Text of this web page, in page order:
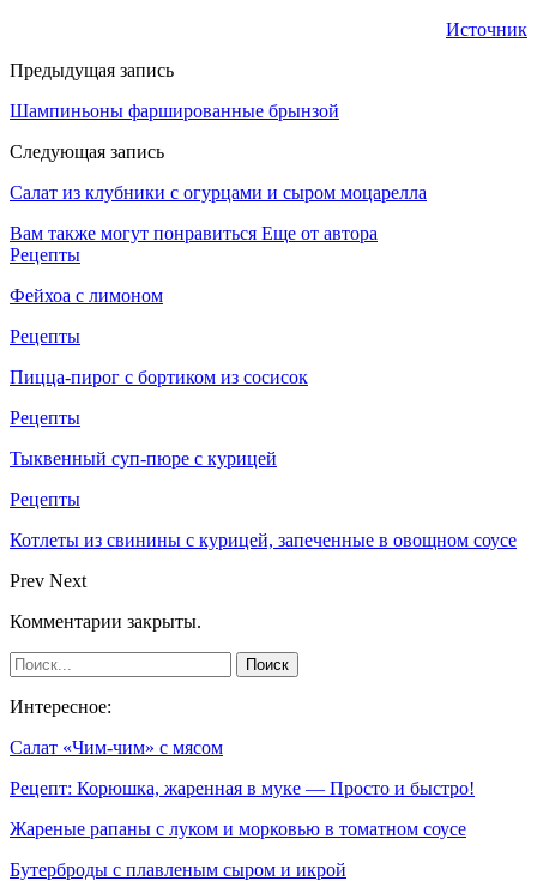
Источник
Предыдущая запись
Шампиньоны фаршированные брынзой
Следующая запись
Салат из клубники с огурцами и сыром моцарелла
Вам также могут понравиться Еще от автора
Рецепты
Фейхоа с лимоном
Рецепты
Пицца-пирог с бортиком из сосисок
Рецепты
Тыквенный суп-пюре с курицей
Рецепты
Котлеты из свинины с курицей, запеченные в овощном соусе
Prev Next
Комментарии закрыты.
Интересное:
Салат «Чим-чим» с мясом
Рецепт: Корюшка, жаренная в муке — Просто и быстро!
Жареные рапаны с луком и морковью в томатном соусе
Бутерброды с плавленым сыром и икрой